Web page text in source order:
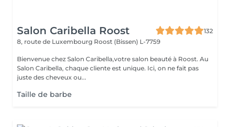
Salon Caribella Roost
132
8, route de Luxembourg Roost (Bissen) L-7759
Bienvenue chez Salon Caribella,votre salon beauté à Roost. Au
Salon Caribella, chaque cliente est unique. Ici, on ne fait pas
juste des cheveux ou...
Taille de barbe